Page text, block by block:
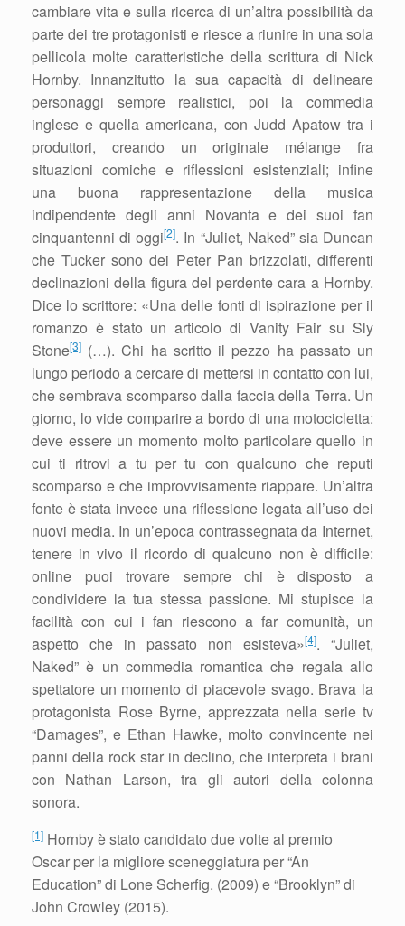
cambiare vita e sulla ricerca di un’altra possibilità da
parte dei tre protagonisti e riesce a riunire in una sola
pellicola molte caratteristiche della scrittura di Nick
Hornby. Innanzitutto la sua capacità di delineare
personaggi sempre realistici, poi la commedia
inglese e quella americana, con Judd Apatow tra i
produttori, creando un originale mélange fra
situazioni comiche e riflessioni esistenziali; infine
una buona rappresentazione della musica
indipendente degli anni Novanta e dei suoi fan
cinquantenni di oggi[2]. In “Juliet, Naked” sia Duncan
che Tucker sono dei Peter Pan brizzolati, differenti
declinazioni della figura del perdente cara a Hornby.
Dice lo scrittore: «Una delle fonti di ispirazione per il
romanzo è stato un articolo di Vanity Fair su Sly
Stone[3] (…). Chi ha scritto il pezzo ha passato un
lungo periodo a cercare di mettersi in contatto con lui,
che sembrava scomparso dalla faccia della Terra. Un
giorno, lo vide comparire a bordo di una motocicletta:
deve essere un momento molto particolare quello in
cui ti ritrovi a tu per tu con qualcuno che reputi
scomparso e che improvvisamente riappare. Un’altra
fonte è stata invece una riflessione legata all’uso dei
nuovi media. In un’epoca contrassegnata da Internet,
tenere in vivo il ricordo di qualcuno non è difficile:
online puoi trovare sempre chi è disposto a
condividere la tua stessa passione. Mi stupisce la
facilità con cui i fan riescono a far comunità, un
aspetto che in passato non esisteva»[4]. “Juliet,
Naked” è un commedia romantica che regala allo
spettatore un momento di piacevole svago. Brava la
protagonista Rose Byrne, apprezzata nella serie tv
“Damages”, e Ethan Hawke, molto convincente nei
panni della rock star in declino, che interpreta i brani
con Nathan Larson, tra gli autori della colonna
sonora.
[1] Hornby è stato candidato due volte al premio
Oscar per la migliore sceneggiatura per “An
Education” di Lone Scherfig. (2009) e “Brooklyn” di
John Crowley (2015).